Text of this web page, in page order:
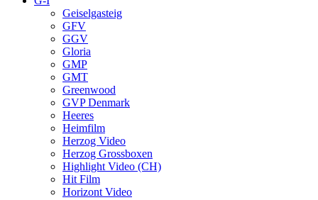
Geiselgasteig
GFV
GGV
Gloria
GMP
GMT
Greenwood
GVP Denmark
Heeres
Heimfilm
Herzog Video
Herzog Grossboxen
Highlight Video (CH)
Hit Film
Horizont Video